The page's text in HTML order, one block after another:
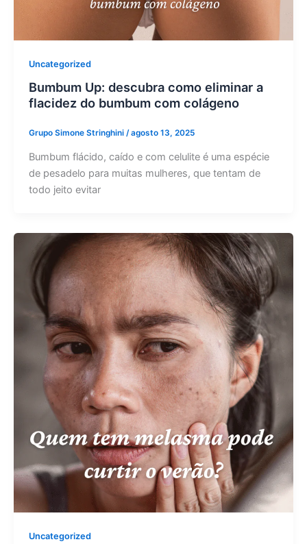
Uncategorized
Bumbum Up: descubra como eliminar a
flacidez do bumbum com colágeno
Grupo Simone Stringhini /agosto 13, 2025
Bumbum flácido, caído e com celulite é uma espécie
de pesadelo para muitas mulheres, que tentam de
todo jeito evitar
Uncategorized